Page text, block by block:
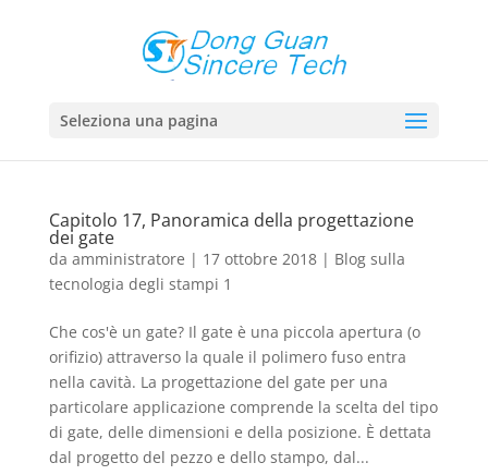
Seleziona una pagina
Capitolo 17, Panoramica della progettazione
dei gate
da amministratore | 17 ottobre 2018| Blog sulla
tecnologia degli stampi 1
Che cos'è un gate? Il gate è una piccola apertura (o
orifizio) attraverso la quale il polimero fuso entra
nella cavità. La progettazione del gate per una
particolare applicazione comprende la scelta del tipo
di gate, delle dimensioni e della posizione. È dettata
dal progetto del pezzo e dello stampo, dal...